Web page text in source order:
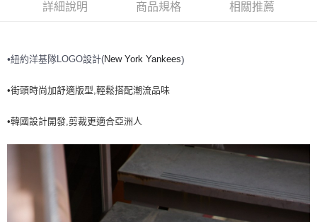
全家取貨付款<未取貨列黑名單/不支援離島取退>
全家取貨<不支援離島取退>
每筆NT$60，滿NT$499(含以上)免運費
7-11取貨<不支援離島取退>
每筆NT$60，滿NT$499(含以上)免運費
宅配滿699免運
每筆NT$80，滿NT$699(含以上)免運費
詳細說明 商品規格 相關推薦
•紐約洋基隊LOGO設計(New York Yankees)
•街頭時尚加舒適版型,輕鬆搭配潮流品味
•韓國設計開發,剪裁更適合亞洲人